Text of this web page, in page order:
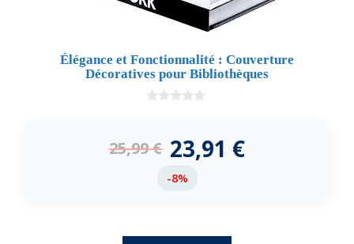
Élégance et Fonctionnalité : Couverture
Décoratives pour Bibliothèques
5
25,99€ 23,91 €
-8%